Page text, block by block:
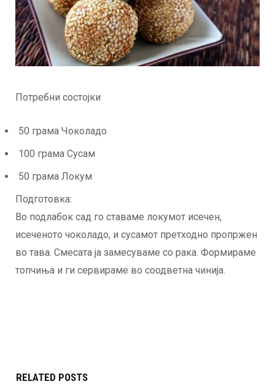
Потребни состојки
50 грама Чоколадо
100 грама Сусам
50 грама Локум
Подготовка:
Во подлабок сад го ставаме локумот исечен,
исеченото чоколадо, и сусамот претходно пропржен
во тава. Смесата ја замесуваме со рака. Формираме
топчиња и ги сервираме во соодветна чинија.
RELATED POSTS